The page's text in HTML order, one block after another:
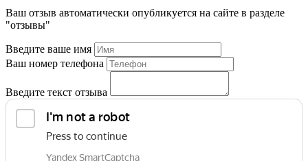
Ваш отзыв автоматически опубликуется на сайте в разделе
"отзывы"
Введите ваше имя
Ваш номер телефона
Введите текст отзыва